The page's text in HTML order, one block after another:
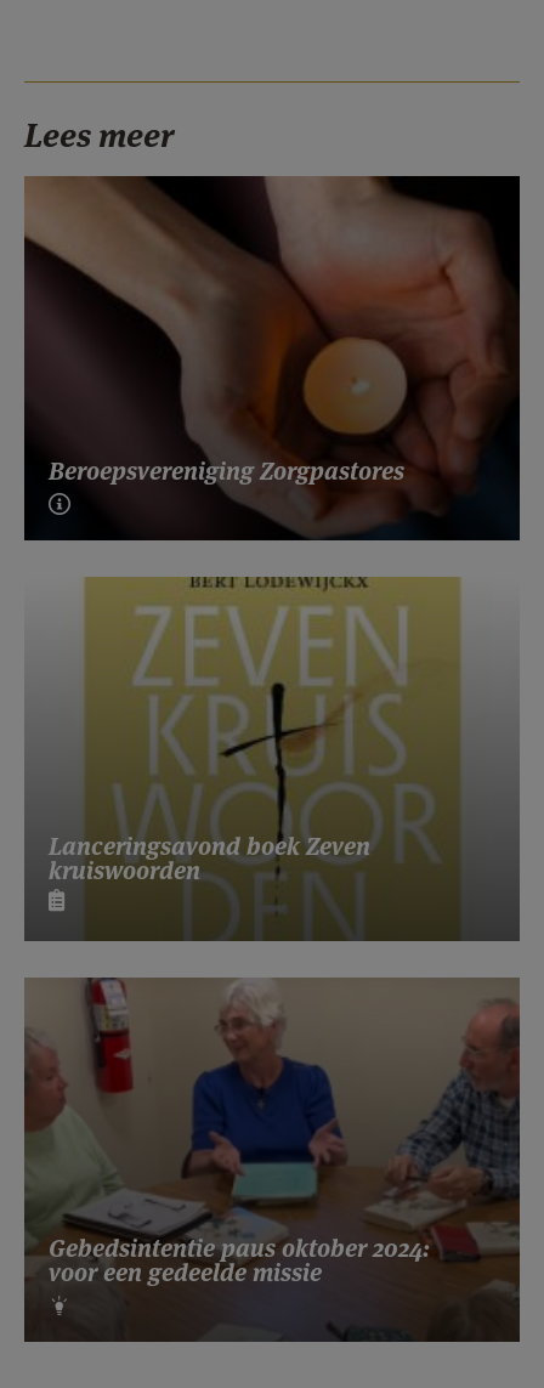
Lees meer
Beroepsvereniging Zorgpastores
Lanceringsavond boek Zeven
kruiswoorden
Gebedsintentie paus oktober 2024:
voor een gedeelde missie